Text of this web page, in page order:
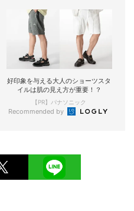
好印象を与える大人のショーツスタ
イルは肌の見え方が重要！？
【PR】パナソニック
Recommended by